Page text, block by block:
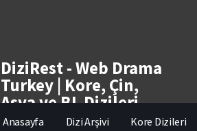
DiziRest - Web Drama
Turkey | Kore, Çin,
Asya ve BL Dizileri
izle
Anasayfa Dizi Arşivi Kore Dizileri